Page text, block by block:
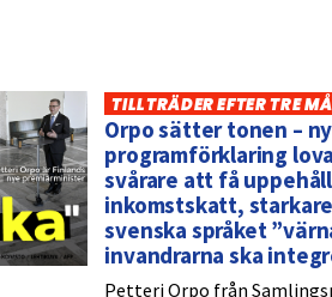
TILLTRÄDER EFTER TRE
Orpo sätter tonen –
programförklaring
svårare att få
inkomstskatt,
svenska språket
invandrarna ska
Petteri Orpo från